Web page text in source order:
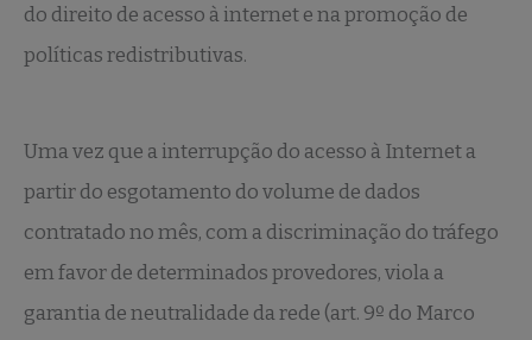
do direito de acesso à internet e na promoção de
políticas redistributivas.
Uma vez que a interrupção do acesso à Internet a
partir do esgotamento do volume de dados
contratado no mês, com a discriminação do tráfego
em favor de determinados provedores, viola a
garantia de neutralidade da rede (art. 9º do Marco